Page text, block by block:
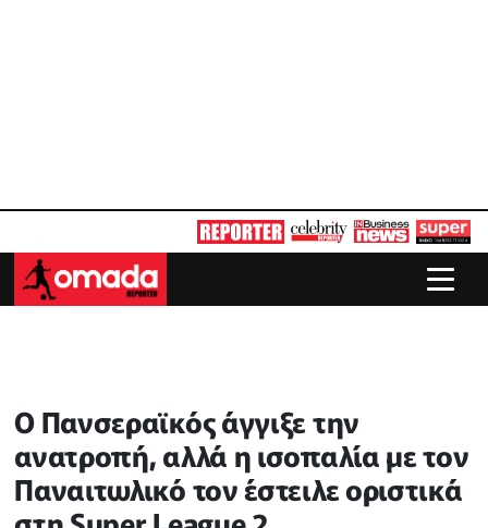
O Πανσεραϊκός άγγιξε την
ανατροπή, αλλά η ισοπαλία με τον
Παναιτωλικό τον έστειλε οριστικά